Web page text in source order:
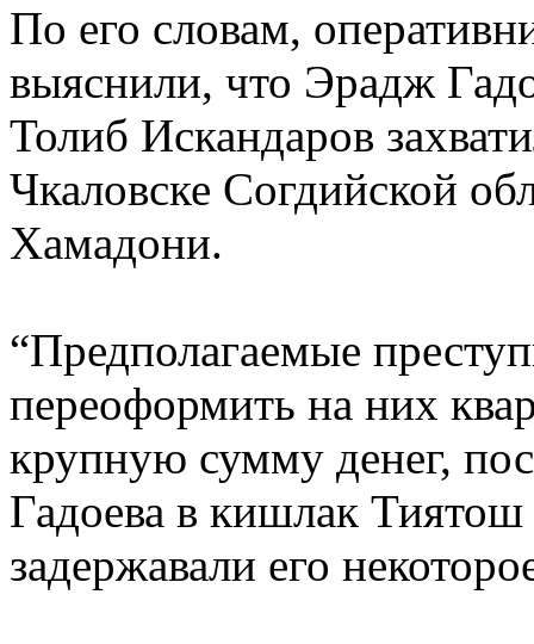
По его словам,
выяснили, что Эрадж
Толиб Искандаров
Чкаловске Согдийской
Хамадони.
“Предполагаемые
переоформить на них
крупную сумму денег,
Гадоева в кишлак Тиятош
задержавали его